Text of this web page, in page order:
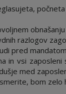
razlogov
pred
in vsi
med
bom zelo